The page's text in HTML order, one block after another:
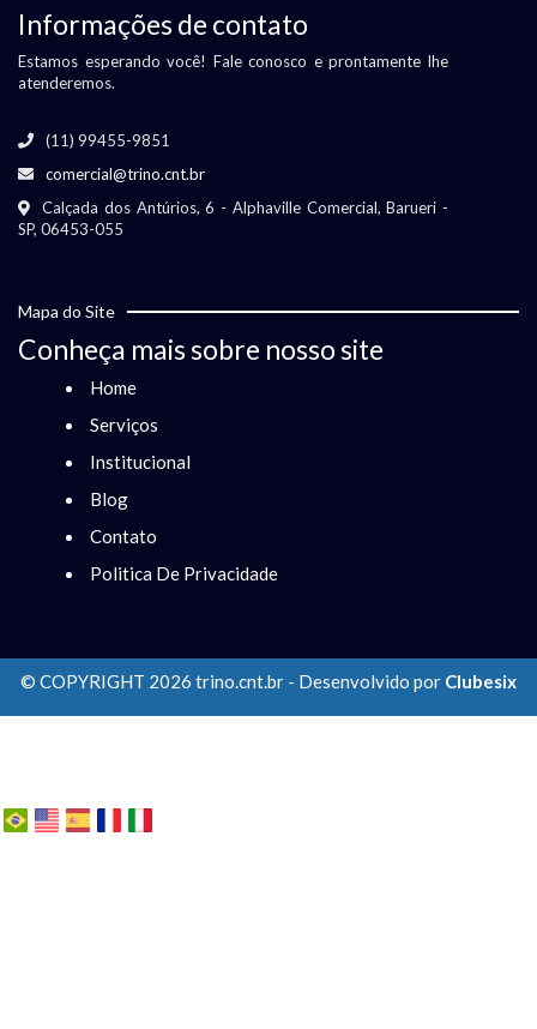
Informações de contato
Estamos esperando você! Fale conosco e prontamente lhe
atenderemos.
(11) 99455-9851
comercial@trino.cnt.br
Calçada dos Antúrios, 6 - Alphaville Comercial, Barueri -
SP, 06453-055
Mapa do Site
Conheça mais sobre nosso site
Home
Serviços
Institucional
Blog
Contato
Politica De Privacidade
© COPYRIGHT 2026 trino.cnt.br - Desenvolvido por Clubesix